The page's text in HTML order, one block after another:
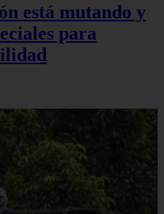
está mutando y
para